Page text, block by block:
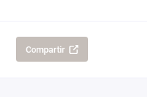
Compartir